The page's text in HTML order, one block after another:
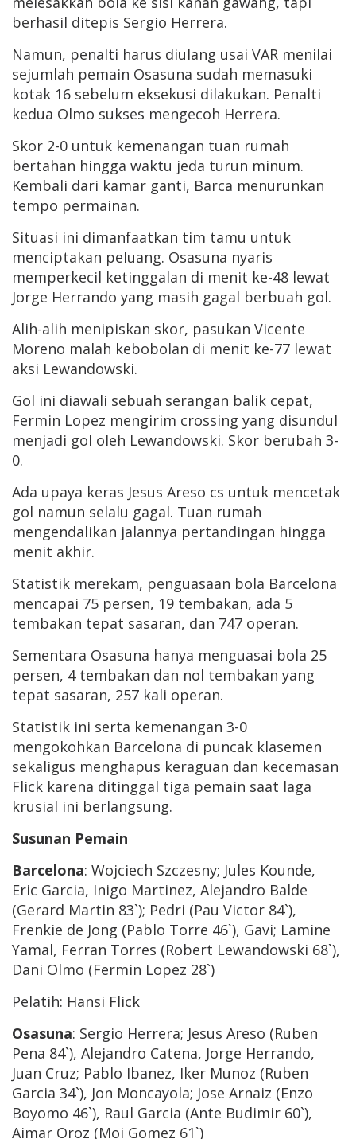
berhasil ditepis Sergio Herrera.
Namun, penalti harus diulang usai VAR menilai
sejumlah pemain Osasuna sudah memasuki
kotak 16 sebelum eksekusi dilakukan. Penalti
kedua Olmo sukses mengecoh Herrera.
Skor 2-0 untuk kemenangan tuan rumah
bertahan hingga waktu jeda turun minum.
Kembali dari kamar ganti, Barca menurunkan
tempo permainan.
Situasi ini dimanfaatkan tim tamu untuk
menciptakan peluang. Osasuna nyaris
memperkecil ketinggalan di menit ke-48 lewat
Jorge Herrando yang masih gagal berbuah gol.
Alih-alih menipiskan skor, pasukan Vicente
Moreno malah kebobolan di menit ke-77 lewat
aksi Lewandowski.
Gol ini diawali sebuah serangan balik cepat,
Fermin Lopez mengirim crossing yang disundul
menjadi gol oleh Lewandowski. Skor berubah 3-
0.
Ada upaya keras Jesus Areso cs untuk mencetak
gol namun selalu gagal. Tuan rumah
mengendalikan jalannya pertandingan hingga
menit akhir.
Statistik merekam, penguasaan bola Barcelona
mencapai 75 persen, 19 tembakan, ada 5
tembakan tepat sasaran, dan 747 operan.
Sementara Osasuna hanya menguasai bola 25
persen, 4 tembakan dan nol tembakan yang
tepat sasaran, 257 kali operan.
Statistik ini serta kemenangan 3-0
mengokohkan Barcelona di puncak klasemen
sekaligus menghapus keraguan dan kecemasan
Flick karena ditinggal tiga pemain saat laga
krusial ini berlangsung.
Susunan Pemain
Barcelona: Wojciech Szczesny; Jules Kounde,
Eric Garcia, Inigo Martinez, Alejandro Balde
(Gerard Martin 83`); Pedri (Pau Victor 84`),
Frenkie de Jong (Pablo Torre 46`), Gavi; Lamine
Yamal, Ferran Torres (Robert Lewandowski 68`),
Dani Olmo (Fermin Lopez 28`)
Pelatih: Hansi Flick
Osasuna: Sergio Herrera; Jesus Areso (Ruben
Pena 84`), Alejandro Catena, Jorge Herrando,
Juan Cruz; Pablo Ibanez, Iker Munoz (Ruben
Garcia 34`), Jon Moncayola; Jose Arnaiz (Enzo
Boyomo 46`), Raul Garcia (Ante Budimir 60`),
Aimar Oroz (Moi Gomez 61`)